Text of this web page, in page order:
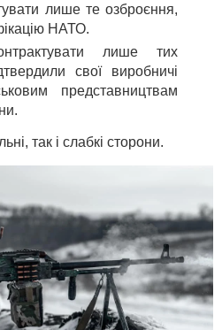
лише те озброєння,
НАТО.
лише тих
свої виробничі
представництвам
так і слабкі сторони.